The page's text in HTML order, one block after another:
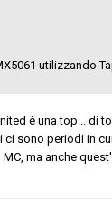
utilizzando
è una top... di
ci sono periodi in
ma anche